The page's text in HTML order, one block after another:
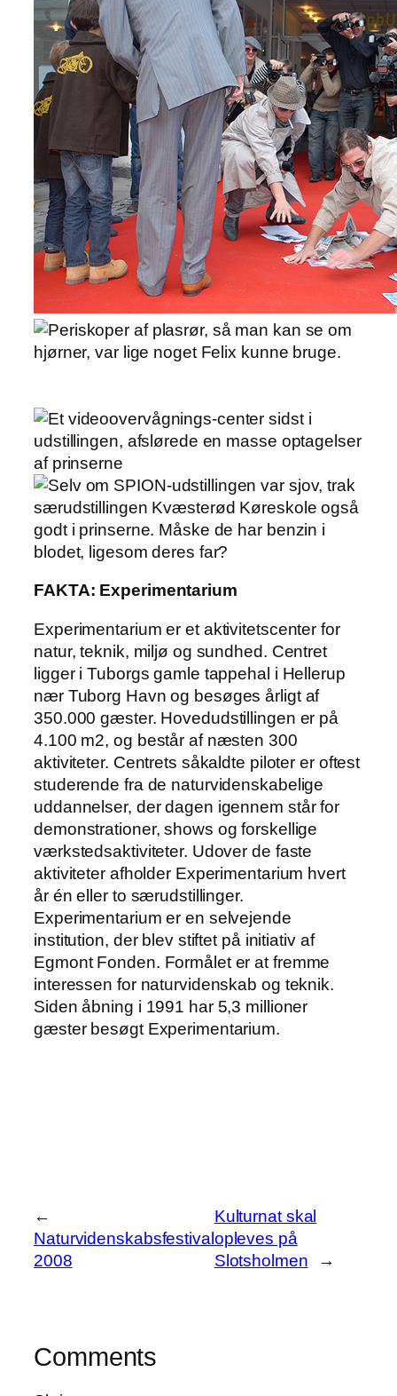
FAKTA: Experimentarium
Experimentarium er et aktivitetscenter for
natur, teknik, miljø og sundhed. Centret
ligger i Tuborgs gamle tappehal i Hellerup
nær Tuborg Havn og besøges årligt af
350.000 gæster. Hovedudstillingen er på
4.100 m2, og består af næsten 300
aktiviteter. Centrets såkaldte piloter er oftest
studerende fra de naturvidenskabelige
uddannelser, der dagen igennem står for
demonstrationer, shows og forskellige
værkstedsaktiviteter. Udover de faste
aktiviteter afholder Experimentarium hvert
år én eller to særudstillinger.
Experimentarium er en selvejende
institution, der blev stiftet på initiativ af
Egmont Fonden. Formålet er at fremme
interessen for naturvidenskab og teknik.
Siden åbning i 1991 har 5,3 millioner
gæster besøgt Experimentarium.
←
Naturvidenskabsfestival
2008
Kulturnat skal
opleves på
Slotsholmen
→
Comments